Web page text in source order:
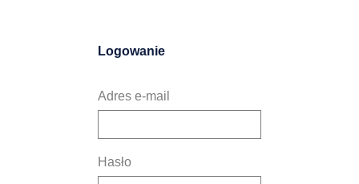
Logowanie
Adres e-mail
Hasło